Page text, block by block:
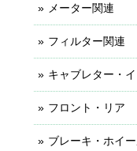
メーター関連
フィルター関連
キャブレター・
フロント・リア
ブレーキ・ホイ